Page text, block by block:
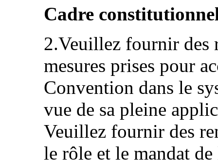
Cadre
2.Veuillez fournir des
mesures prises pour
Convention dans le
vue de sa pleine
Veuillez fournir des
le rôle et le mandat